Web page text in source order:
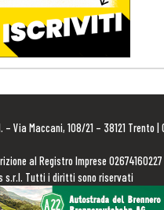
Via Maccani, 108/21 – 38121 Trento |
al Registro Imprese 02674160227
s.r.l. Tutti i diritti sono riservati